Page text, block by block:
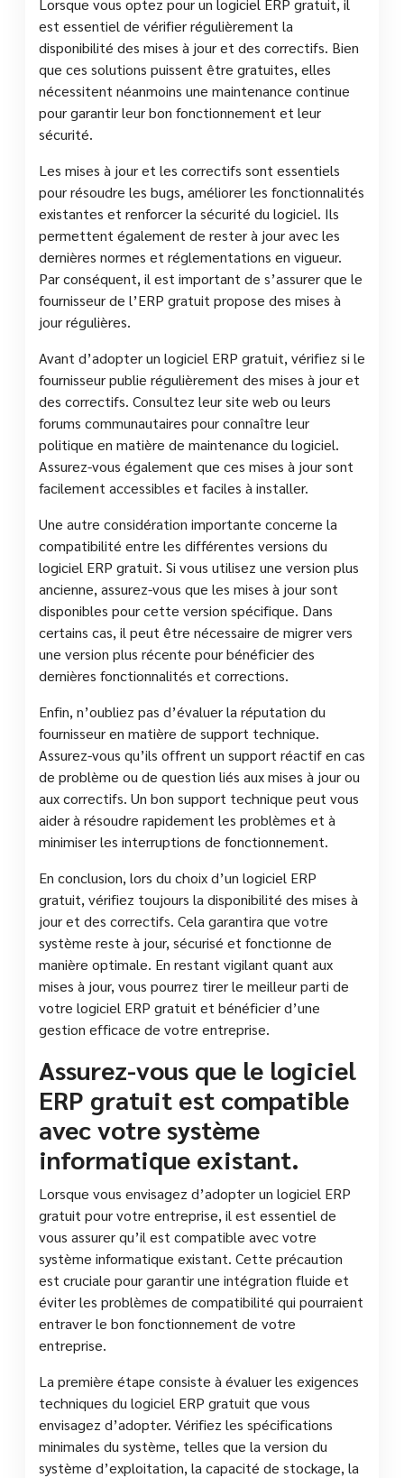
est essentiel de vérifier régulièrement la
disponibilité des mises à jour et des correctifs. Bien
que ces solutions puissent être gratuites, elles
nécessitent néanmoins une maintenance continue
pour garantir leur bon fonctionnement et leur
sécurité.
Les mises à jour et les correctifs sont essentiels
pour résoudre les bugs, améliorer les fonctionnalités
existantes et renforcer la sécurité du logiciel. Ils
permettent également de rester à jour avec les
dernières normes et réglementations en vigueur.
Par conséquent, il est important de s’assurer que le
fournisseur de l’ERP gratuit propose des mises à
jour régulières.
Avant d’adopter un logiciel ERP gratuit, vérifiez si le
fournisseur publie régulièrement des mises à jour et
des correctifs. Consultez leur site web ou leurs
forums communautaires pour connaître leur
politique en matière de maintenance du logiciel.
Assurez-vous également que ces mises à jour sont
facilement accessibles et faciles à installer.
Une autre considération importante concerne la
compatibilité entre les différentes versions du
logiciel ERP gratuit. Si vous utilisez une version plus
ancienne, assurez-vous que les mises à jour sont
disponibles pour cette version spécifique. Dans
certains cas, il peut être nécessaire de migrer vers
une version plus récente pour bénéficier des
dernières fonctionnalités et corrections.
Enfin, n’oubliez pas d’évaluer la réputation du
fournisseur en matière de support technique.
Assurez-vous qu’ils offrent un support réactif en cas
de problème ou de question liés aux mises à jour ou
aux correctifs. Un bon support technique peut vous
aider à résoudre rapidement les problèmes et à
minimiser les interruptions de fonctionnement.
En conclusion, lors du choix d’un logiciel ERP
gratuit, vérifiez toujours la disponibilité des mises à
jour et des correctifs. Cela garantira que votre
système reste à jour, sécurisé et fonctionne de
manière optimale. En restant vigilant quant aux
mises à jour, vous pourrez tirer le meilleur parti de
votre logiciel ERP gratuit et bénéficier d’une
gestion efficace de votre entreprise.
Assurez-vous que le logiciel
ERP gratuit est compatible
avec votre système
informatique existant.
Lorsque vous envisagez d’adopter un logiciel ERP
gratuit pour votre entreprise, il est essentiel de
vous assurer qu’il est compatible avec votre
système informatique existant. Cette précaution
est cruciale pour garantir une intégration fluide et
éviter les problèmes de compatibilité qui pourraient
entraver le bon fonctionnement de votre
entreprise.
La première étape consiste à évaluer les exigences
techniques du logiciel ERP gratuit que vous
envisagez d’adopter. Vérifiez les spécifications
minimales du système, telles que la version du
système d’exploitation, la capacité de stockage, la